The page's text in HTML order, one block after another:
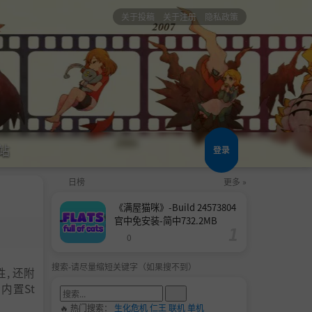
关于投稿 关于注册 隐私政策
登录
, 还附
置St
日榜 更多 »
《满屋猫咪》-Build 24573804
官中免安装-简中732.2MB
0
搜索-请尽量缩短关键字（如果搜不到）
🔥 热门搜索： 生化危机仁王 联机单机